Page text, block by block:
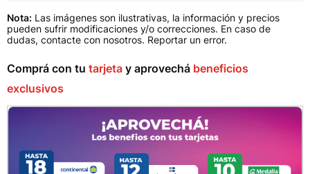
Nota: Las imágenes son ilustrativas, la información y precios
pueden sufrir modificaciones y/o correcciones. En caso de
dudas, contacte con nosotros. Reportar un error.
Comprá con tu tarjeta y aprovechá beneficios
exclusivos